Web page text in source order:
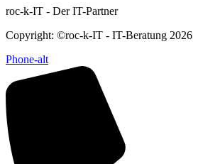
roc-k-IT - Der IT-Partner
Copyright: ©roc-k-IT - IT-Beratung 2026
Phone-alt